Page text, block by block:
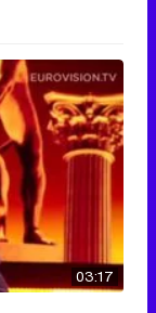
03:17